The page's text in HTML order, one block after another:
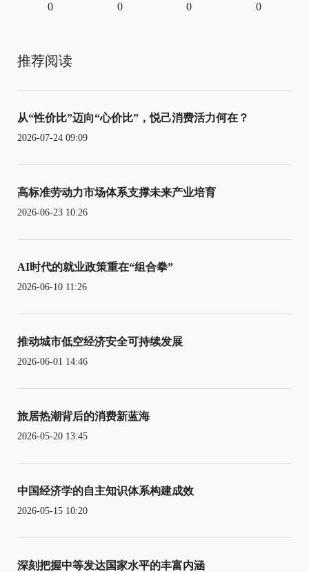
0 0 0 0
推荐阅读
从“性价比”迈向“心价比”，悦己消费活力何在？
2026-07-24 09:09
高标准劳动力市场体系支撑未来产业培育
2026-06-23 10:26
AI时代的就业政策重在“组合拳”
2026-06-10 11:26
推动城市低空经济安全可持续发展
2026-06-01 14:46
旅居热潮背后的消费新蓝海
2026-05-20 13:45
中国经济学的自主知识体系构建成效
2026-05-15 10:20
深刻把握中等发达国家水平的丰富内涵